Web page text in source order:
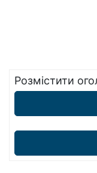
Розмістити